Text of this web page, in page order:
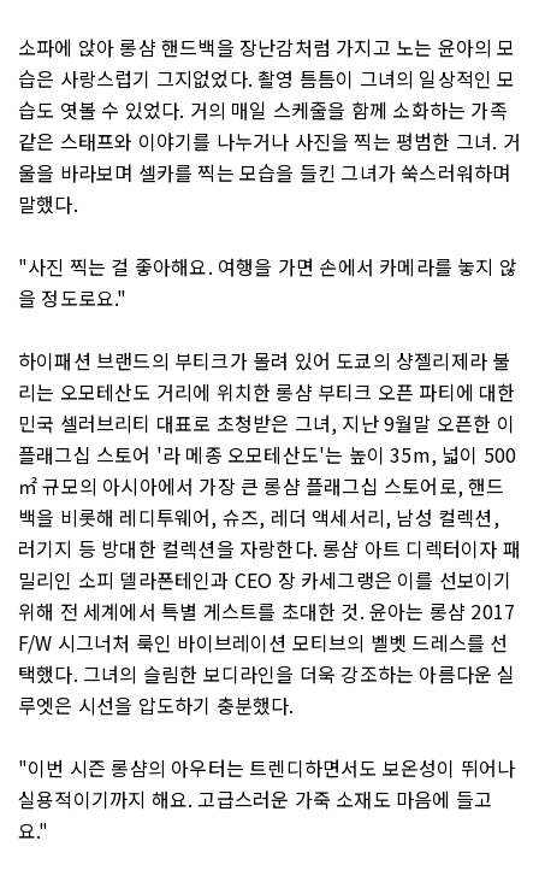
소파에 앉아 롱샴 핸드백을 장난감처럼 가지고 노는 윤아의 모
습은 사랑스럽기 그지없었다. 촬영 틈틈이 그녀의 일상적인 모
습도 엿볼 수 있었다. 거의 매일 스케줄을 함께 소화하는 가족
같은 스태프와 이야기를 나누거나 사진을 찍는 평범한 그녀. 거
울을 바라보며 셀카를 찍는 모습을 들킨 그녀가 쑥스러워하며
말했다.
"사진 찍는 걸 좋아해요. 여행을 가면 손에서 카메라를 놓지 않
을 정도로요."
하이패션 브랜드의 부티크가 몰려 있어 도쿄의 샹젤리제라 불
리는 오모테산도 거리에 위치한 롱샴 부티크 오픈 파티에 대한
민국 셀러브리티 대표로 초청받은 그녀, 지난 9월말 오픈한 이
플래그십 스토어 '라 메종 오모테산도'는 높이 35m, 넓이 500
㎡ 규모의 아시아에서 가장 큰 롱샴 플래그십 스토어로, 핸드
백을 비롯해 레디투웨어, 슈즈, 레더 액세서리, 남성 컬렉션,
러기지 등 방대한 컬렉션을 자랑한다. 롱샴 아트 디렉터이자 패
밀리인 소피 델라폰테인과 CEO 장 카세그랭은 이를 선보이기
위해 전 세계에서 특별 게스트를 초대한 것. 윤아는 롱샴 2017
F/W 시그너처 룩인 바이브레이션 모티브의 벨벳 드레스를 선
택했다. 그녀의 슬림한 보디라인을 더욱 강조하는 아름다운 실
루엣은 시선을 압도하기 충분했다.
"이번 시즌 롱샴의 아우터는 트렌디하면서도 보온성이 뛰어나
실용적이기까지 해요. 고급스러운 가죽 소재도 마음에 들고
요."